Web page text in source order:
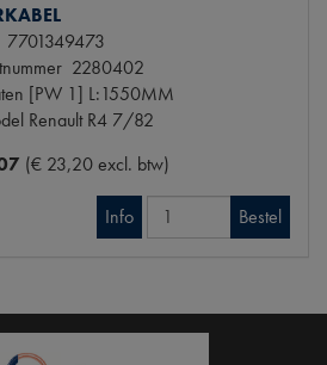
7701349473
2280402
[PW 1] L:1550MM
Renault R4 7/82
(€ 23,20 excl. btw)
Info Bestel